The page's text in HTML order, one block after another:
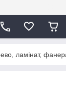
ламінат,